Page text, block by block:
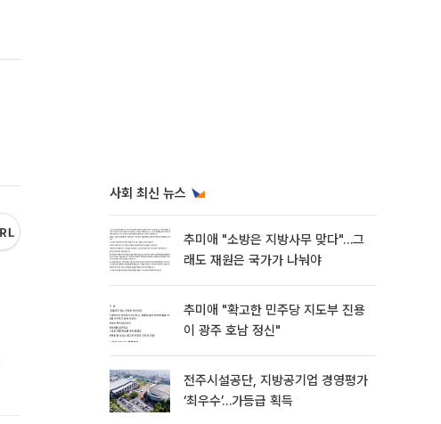
사회 최신 뉴스
추미애 "소방은 지방사무 맞다"…그
래도 재원은 국가가 나눠야
추미애 "확고한 민주당 지도부 진용
이 광주 호남 정신"
전주시설공단, 지방공기업 경영평가
‘최우수’…가등급 획득